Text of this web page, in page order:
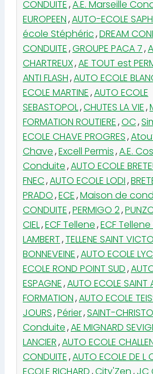
CONDUITE,A.E. Marseille
EUROPEEN,AUTO-ECOLE
école Stéphéric,DREAM
CONDUITE,GROUPE PACA 7,
CHARTREUX,AE TOUT est
ANTI FLASH,AUTO ECOLE
ECOLE MARTINE,AUTO ECOLE
SEBASTOPOL,CHUTES LA VIE,
FORMATION ROUTIERE,OC,
ECOLE CHAVE PROGRES,
Chave,Excell Permis,A.E.
Conduite,AUTO ECOLE
FNEC,AUTO ECOLE LODI,
PRADO,ECE,Maison de
CONDUITE,PERMIGO 2,
CIEL,ECF Tellene,ECF
LAMBERT,TELLENE SAINT
BONNEVEINE,AUTO ECOLE
ECOLE ROND POINT SUD,
ESPAGNE,AUTO ECOLE SAINT
FORMATION,AUTO ECOLE
JOURS,Périer,SAINT-
Conduite,AE MIGNARD
LANCIER,AUTO ECOLE
CONDUITE,AUTO ECOLE DE L
ECOLE RICHARD,City'Zen,JC